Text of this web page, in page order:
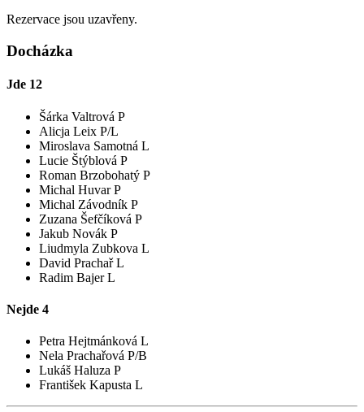
Rezervace jsou uzavřeny.
Docházka
Jde 12
Šárka Valtrová P
Alicja Leix P/L
Miroslava Samotná L
Lucie Štýblová P
Roman Brzobohatý P
Michal Huvar P
Michal Závodník P
Zuzana Šefčíková P
Jakub Novák P
Liudmyla Zubkova L
David Prachař L
Radim Bajer L
Nejde 4
Petra Hejtmánková L
Nela Prachařová P/B
Lukáš Haluza P
František Kapusta L